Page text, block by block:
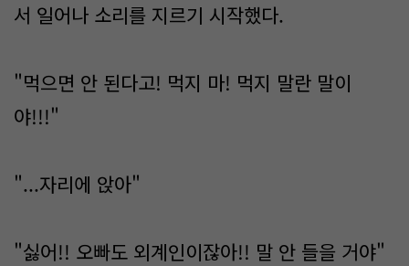
서 일어나 소리를 지르기 시작했다.
"먹으면 안 된다고! 먹지 마! 먹지 말란 말이
야!!!"
"...자리에 앉아"
"싫어!! 오빠도 외계인이잖아!! 말 안 들을 거야"